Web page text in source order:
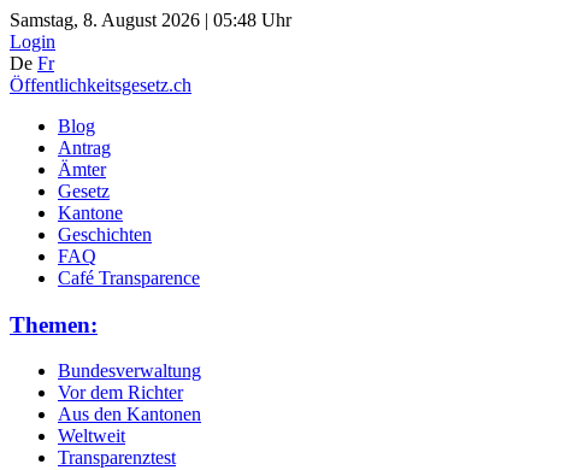
Samstag, 8. August 2026 | 05:48 Uhr
Login
De Fr
Öffentlichkeitsgesetz.ch
Blog
Antrag
Ämter
Gesetz
Kantone
Geschichten
FAQ
Café Transparence
Themen:
Bundesverwaltung
Vor dem Richter
Aus den Kantonen
Weltweit
Transparenztest